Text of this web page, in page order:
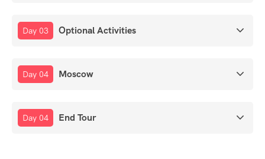
Day 03 Optional Activities
Day 04 Moscow
Day 04 End Tour